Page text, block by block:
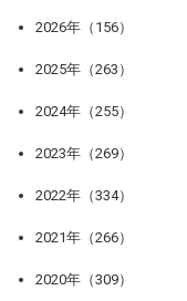
2026年（156）
2025年（263）
2024年（255）
2023年（269）
2022年（334）
2021年（266）
2020年（309）